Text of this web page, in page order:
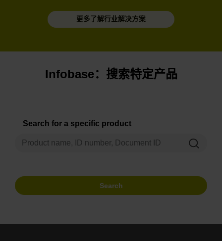
更多了解行业解决方案
Infobase：搜索特定产品
Search for a specific product
Search